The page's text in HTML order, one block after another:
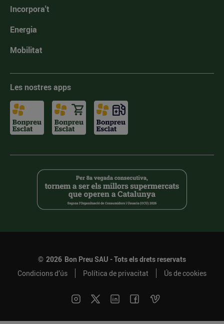
Incorpora't
Energia
Mobilitat
Les nostres apps
© 2026 Bon Preu SAU - Tots els drets reservats
Condicions d’ús
Política de privacitat Ús de cookies